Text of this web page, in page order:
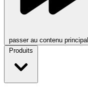
passer au contenu principal
Produits